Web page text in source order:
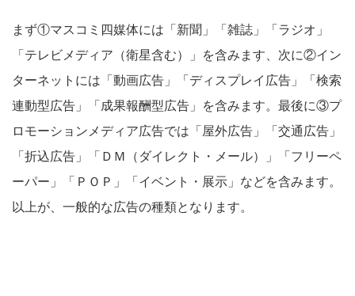
まず①マスコミ四媒体には「新聞」「雑誌」「ラジオ」
「テレビメディア（衛星含む）」を含みます、次に②イン
ターネットには「動画広告」「ディスプレイ広告」「検索
連動型広告」「成果報酬型広告」を含みます。最後に③プ
ロモーションメディア広告では「屋外広告」「交通広告」
「折込広告」「ＤＭ（ダイレクト・メール）」「フリーペ
ーパー」「ＰＯＰ」「イベント・展示」などを含みます。
以上が、一般的な広告の種類となります。